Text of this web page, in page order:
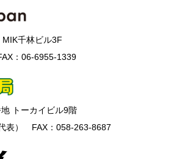
千林ビル3F
：06-6955-1339
トーカイビル9階
表） FAX：058-263-8687